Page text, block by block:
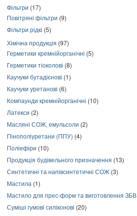
Фільтри (17)
Повітряні фільтри (9)
Фільтри рідкі (5)
Хімічна продукція (97)
Герметики кремнійорганічні (5)
Герметики тіоколові (8)
Каучуки бутадієнові (1)
Каучуки уретанові (6)
Компаунди кремнійорганічні (10)
Латекси (2)
Масляні СОЖ, емульсоли (2)
Пінополіуретани (ППУ) (4)
Поліефіри (10)
Продукція будівельного призначення (13)
Синтетичні та напівсинтетичні СОЖ (3)
Мастила (1)
Мастило для прес-форм та виготовлення ЗБВ
Суміші гумові силіконові (20)